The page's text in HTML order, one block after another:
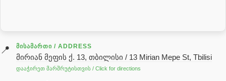
გადაცემათა კოლოფის ზეთი( კარობკის ზეთი)
ძრავის ზეთი
ჰიდრავლიკის ზეთი
📍 ᲛᲘᲡᲐᲛᲐᲠᲗᲘ / ADDRESS
მირიან მეფის ქ. 13, თბილისი / 13 Mirian Mepe St, Tbilisi
დააჭირეთ მარშრუტისთვის / Click for directions